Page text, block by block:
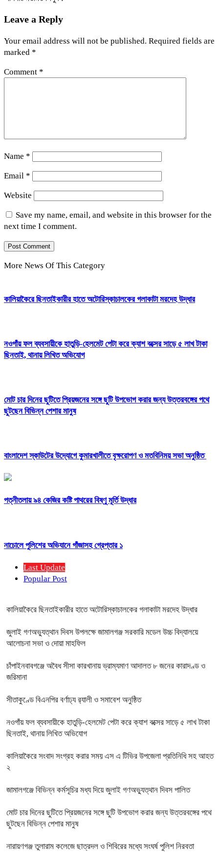
Leave a Reply
Your email address will not be published. Required fields are
marked *
Comment *
Name *
Email *
Website
Save my name, email, and website in this browser for the
next time I comment.
More News Of This Category
কালিয়াকৈরে ছিনতাইকারীর হাতে অটোরিস্কাচালকের গলাকাটা মরদেহ উদ্ধার
নওগাঁয় ফল ব্যবসায়ীকে হাতুড়ি-হেলমেট পেটা করে ক্যাশ বক্সের সাড়ে ৫ লাখ টাকা
ছিনতাই, থানায় লিখিত অভিযোগ
মোট চার দিনের ছুটিতে প্রিয়জনের সঙ্গে ছুটি উপভোগ করার জন্য উত্তরবঙ্গের পথে
ছুটছেন বিভিন্ন পেশার মানুষ
বাংলাদেশ স্কাউটের উদ্যোগে কুমারখালীতে বৃক্ষরোপণ ও মতবিনিময় সভা অনুষ্ঠিত
পত্নীতলায় ৯৪ কেজির কষ্টি পাথরের বিষ্ণু মূর্তি উদ্ধার
নাচোলে পুলিশের অভিযানে গাঁজাসহ গ্রেপ্তার ১
Last Update
Popular Post
কালিয়াকৈরে ছিনতাইকারীর হাতে অটোরিস্কাচালকের গলাকাটা মরদেহ উদ্ধার
জুলাই গণঅভ্যুত্থান দিবস উপলক্ষে জামালগঞ্জ সরকারি মডেল উচ্চ বিদ্যালয়ে
আলোচনা সভা ও দোয়া মাহফিল
চাঁপাইনবাবগঞ্জে অবৈধ সীসা কারখানায় ভ্রাম্যমাণ আদালত ৮ জনের কারাদণ্ড ও
জরিমানা
সীতাকুণ্ডে বিএনপির বর্ণাঢ্য র‍্যালী ও সমাবেশ অনুষ্ঠিত
নওগাঁয় ফল ব্যবসায়ীকে হাতুড়ি-হেলমেট পেটা করে ক্যাশ বক্সের সাড়ে ৫ লাখ টাকা
ছিনতাই, থানায় লিখিত অভিযোগ
কালিয়াকৈরে সংবাদ সংগ্রহ করার সময় এস এ টিভির উপজেলা প্রতিনিধি সহ আহত
২
জামালগঞ্জে বিভিন্ন কর্মসূচির মধ্য দিয়ে জুলাই গণঅভ্যুত্থান দিবস পালিত
মোট চার দিনের ছুটিতে প্রিয়জনের সঙ্গে ছুটি উপভোগ করার জন্য উত্তরবঙ্গের পথে
ছুটছেন বিভিন্ন পেশার মানুষ
নারায়ণগঞ্জ তুলারাম কলেজে ছাত্রদল ও শিবিরের মধ্যে সংঘর্ষ পুলিশ নিরবতা